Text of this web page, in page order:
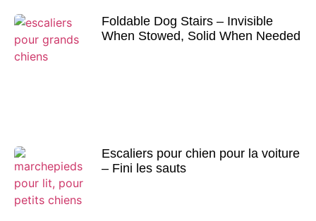
Foldable Dog Stairs – Invisible
When Stowed, Solid When Needed
Escaliers pour chien pour la voiture
– Fini les sauts